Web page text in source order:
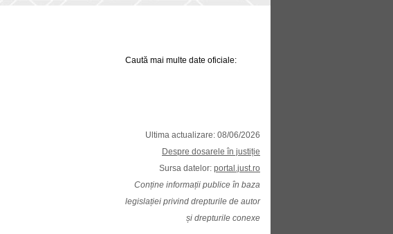
Caută mai multe date oficiale:
Ultima actualizare: 08/06/2026
Despre dosarele în justiție
Sursa datelor: portal.just.ro
Conține informații publice în baza
legislației privind drepturile de autor
și drepturile conexe